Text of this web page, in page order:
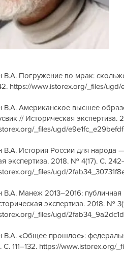
Погружение во мрак:
https://www.istorex.org/_files/
Американское высшее
// Историческая экспертиза.
_files/ugd/
История России для народа
экспертиза. 2018. № 4(17). С.
_files/ugd/
Манеж 2013–2016: публичная
экспертиза. 2018. №
_files/ugd/
«Общее прошлое»:
111–132. https://www.istorex.org/